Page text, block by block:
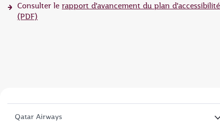
Consulter le rapport d'avancement du plan d'accessibilité
(PDF)
Qatar Airways